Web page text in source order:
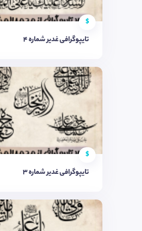
$
تایپوگرافی غدیر شماره ۴
$
تایپوگرافی غدیر شماره ۳